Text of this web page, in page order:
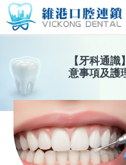
【 牙科通識】
意事項及護